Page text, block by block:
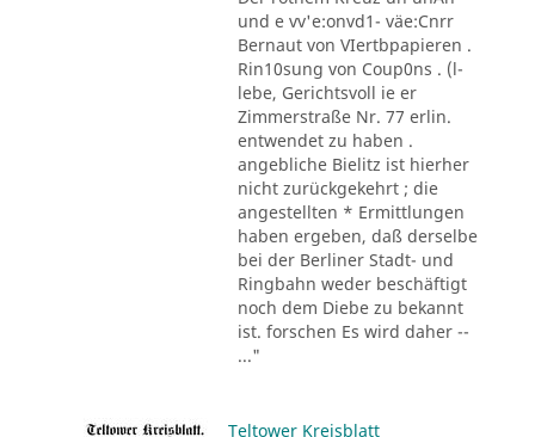
und e vv'e:onvd1- väe:Cnrr
Bernaut von VIertbpapieren .
Rin10sung von Coup0ns . (l-
lebe, Gerichtsvoll ie er
Zimmerstraße Nr. 77 erlin.
entwendet zu haben .
angebliche Bielitz ist hierher
nicht zurückgekehrt ; die
angestellten * Ermittlungen
haben ergeben, daß derselbe
bei der Berliner Stadt- und
Ringbahn weder beschäftigt
noch dem Diebe zu bekannt
ist. forschen Es wird daher --
..."
Teltower Kreisblatt